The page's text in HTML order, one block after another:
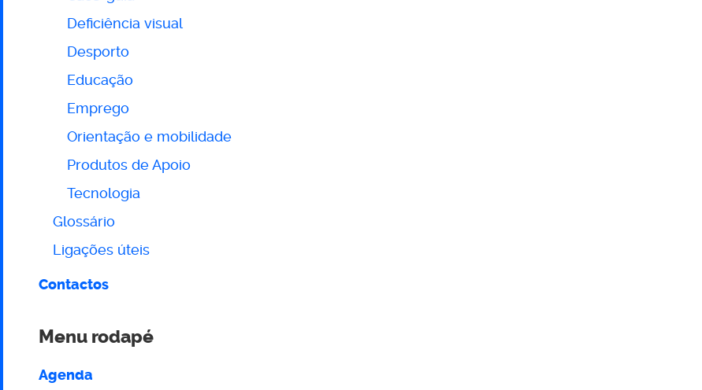
Deficiência visual
Desporto
Educação
Emprego
Orientação e mobilidade
Produtos de Apoio
Tecnologia
Glossário
Ligações úteis
Contactos
Menu rodapé
Agenda